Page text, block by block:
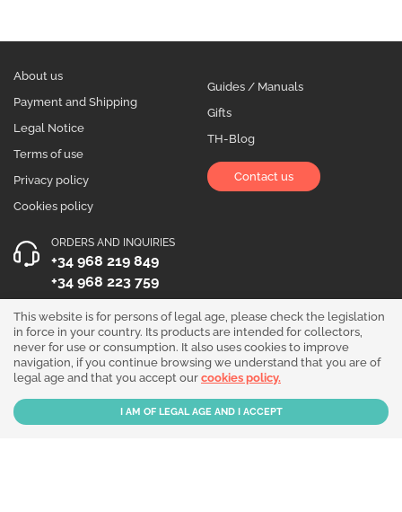
About us
Payment and Shipping
Legal Notice
Terms of use
Privacy policy
Cookies policy
Guides / Manuals
Gifts
TH-Blog
Contact us
ORDERS AND INQUIRIES
+34 968 219 849
+34 968 223 759
OPENING HOURS
Monday to Friday 10:00 - 19:00
Follow us!
This website is for persons of legal age, please check the legislation
in force in your country. Its products are intended for collectors,
never for use or consumption. It also uses cookies to improve
navigation, if you continue browsing we understand that you are of
legal age and that you accept our cookies policy.